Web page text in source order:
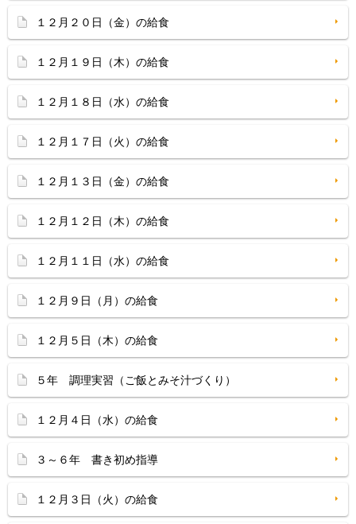
１２月２０日（金）の給食
１２月１９日（木）の給食
１２月１８日（水）の給食
１２月１７日（火）の給食
１２月１３日（金）の給食
１２月１２日（木）の給食
１２月１１日（水）の給食
１２月９日（月）の給食
１２月５日（木）の給食
５年 調理実習（ご飯とみそ汁づくり）
１２月４日（水）の給食
３～６年 書き初め指導
１２月３日（火）の給食